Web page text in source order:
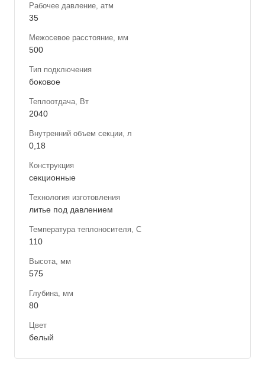
Рабочее давление, атм
35
Межосевое расстояние, мм
500
Тип подключения
боковое
Теплоотдача, Вт
2040
Внутренний объем секции, л
0,18
Конструкция
секционные
Технология изготовления
литье под давлением
Температура теплоносителя, С
110
Высота, мм
575
Глубина, мм
80
Цвет
белый